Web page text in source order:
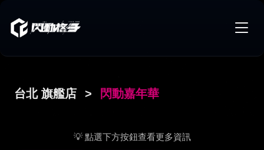
台北 旗艦店 > 閃動嘉年華
💡 點選下方按鈕查看更多資訊